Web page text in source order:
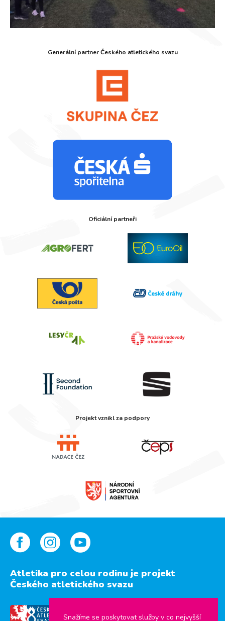
Generální partner Českého atletického svazu
Oficiální partneři
Projekt vznikl za podpory
Atletika pro celou rodinu je projekt
Českého atletického svazu
Snažíme se poskytovat služby v co nejvyšší